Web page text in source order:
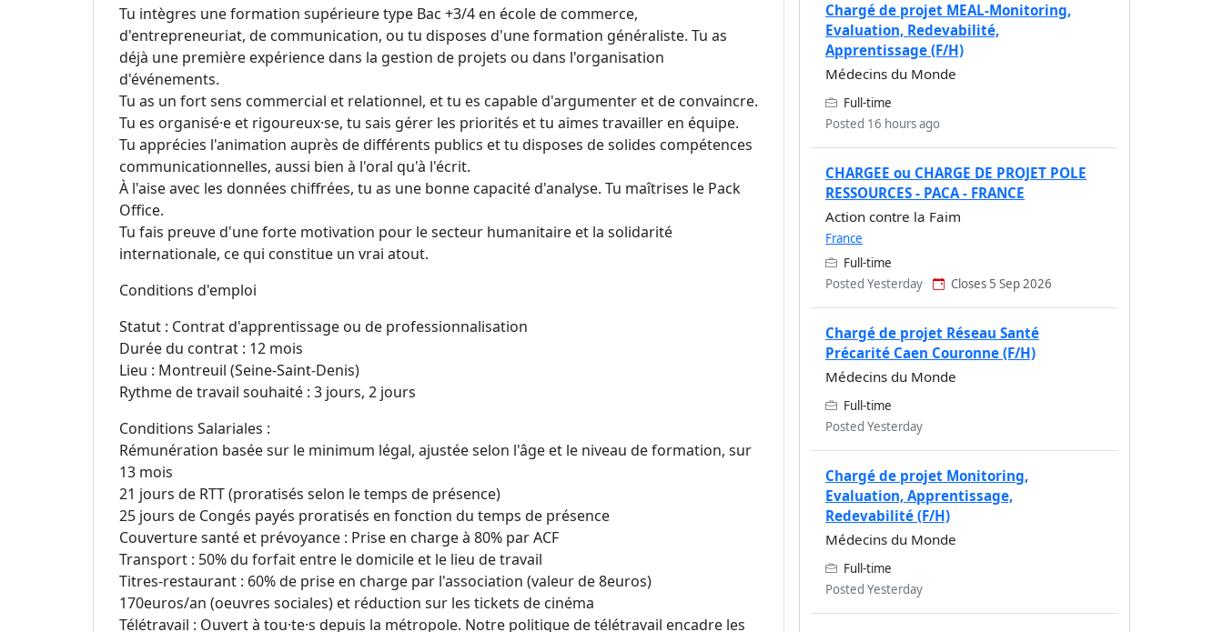
Tu intègres une formation supérieure type Bac +3/4 en école de commerce,
d'entrepreneuriat, de communication, ou tu disposes d'une formation généraliste. Tu as
déjà une première expérience dans la gestion de projets ou dans l'organisation
d'événements.
Tu as un fort sens commercial et relationnel, et tu es capable d'argumenter et de convaincre.
Tu es organisé·e et rigoureux·se, tu sais gérer les priorités et tu aimes travailler en équipe.
Tu apprécies l'animation auprès de différents publics et tu disposes de solides compétences
communicationnelles, aussi bien à l'oral qu'à l'écrit.
À l'aise avec les données chiffrées, tu as une bonne capacité d'analyse. Tu maîtrises le Pack
Office.
Tu fais preuve d'une forte motivation pour le secteur humanitaire et la solidarité
internationale, ce qui constitue un vrai atout.
Conditions d'emploi
Statut : Contrat d'apprentissage ou de professionnalisation
Durée du contrat : 12 mois
Lieu : Montreuil (Seine-Saint-Denis)
Rythme de travail souhaité : 3 jours, 2 jours
Conditions Salariales :
Rémunération basée sur le minimum légal, ajustée selon l'âge et le niveau de formation, sur
13 mois
21 jours de RTT (proratisés selon le temps de présence)
25 jours de Congés payés proratisés en fonction du temps de présence
Couverture santé et prévoyance : Prise en charge à 80% par ACF
Transport : 50% du forfait entre le domicile et le lieu de travail
Titres-restaurant : 60% de prise en charge par l'association (valeur de 8euros)
170euros/an (oeuvres sociales) et réduction sur les tickets de cinéma
Télétravail : Ouvert à tou·te·s depuis la métropole. Notre politique de télétravail encadre les
Chargé de projet MEAL-Monitoring,
Evaluation, Redevabilité,
Apprentissage (F/H)
Médecins du Monde
Full-time
Posted 16 hours ago
CHARGEE ou CHARGE DE PROJET POLE
RESSOURCES - PACA - FRANCE
Action contre la Faim
France
Full-time
Posted Yesterday
Closes 5 Sep 2026
Chargé de projet Réseau Santé
Précarité Caen Couronne (F/H)
Médecins du Monde
Full-time
Posted Yesterday
Chargé de projet Monitoring,
Evaluation, Apprentissage,
Redevabilité (F/H)
Médecins du Monde
Full-time
Posted Yesterday